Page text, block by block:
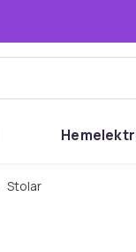
Stolar